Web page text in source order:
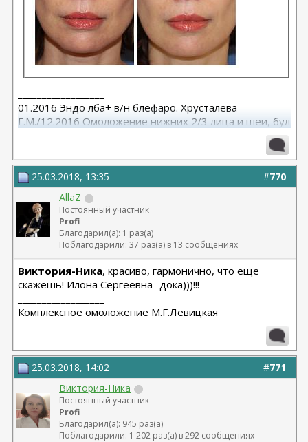
01.2016 Эндо лба+ в/н блефаро. Хрусталева
Г.М./12.2016 Омоложение нижних 2/3 лица и шеи, бул
#770
25.03.2018, 13:35
AllaZ
Постоянный участник
Profi
Благодарил(а): 1 раз(а)
Поблагодарили: 37 раз(а) в 13 сообщениях
Виктория-Ника, красиво, гармонично, что еще
скажешь! Илона Сергеевна -дока)))!!!
Комплексное омоложение М.Г.Левицкая
#771
25.03.2018, 14:02
Виктория-Ника
Постоянный участник
Profi
Благодарил(а): 945 раз(а)
Поблагодарили: 1 202 раз(а) в 292 сообщениях